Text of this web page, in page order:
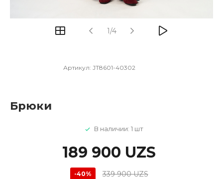
1/4
Артикул: JT8601-40302
Брюки
В наличии: 1 шт
189 900 UZS
-40% 339 900 UZS